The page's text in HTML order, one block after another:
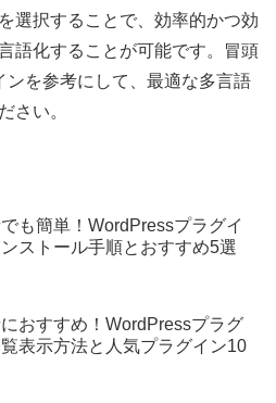
選択することで、効率的かつ効
語化することが可能です。冒頭
ンを参考にして、最適な多言語
さい。
も簡単！WordPressプラグイ
ストール手順とおすすめ5選
おすすめ！WordPressプラグ
表示方法と人気プラグイン10